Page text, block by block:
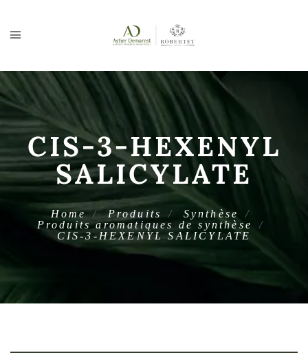
CIS-3-HEXENYL
SALICYLATE
Home Produits
Synthèse
Produits aromatiques de synthèse
CIS-3-HEXENYL SALICYLATE